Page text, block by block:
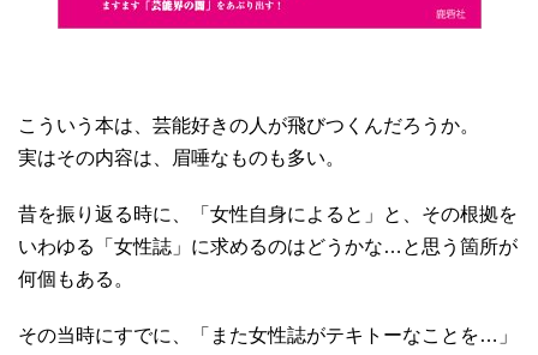
こういう本は、芸能好きの人が飛びつくんだろうか。
実はその内容は、眉唾なものも多い。
昔を振り返る時に、「女性自身によると」と、その根拠を
いわゆる「女性誌」に求めるのはどうかな…と思う箇所が
何個もある。
その当時にすでに、「また女性誌がテキトーなことを…」